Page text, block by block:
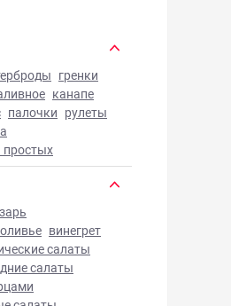
блюда
гренки
канапе
палочки рулеты
простых
винегрет
салаты
салаты